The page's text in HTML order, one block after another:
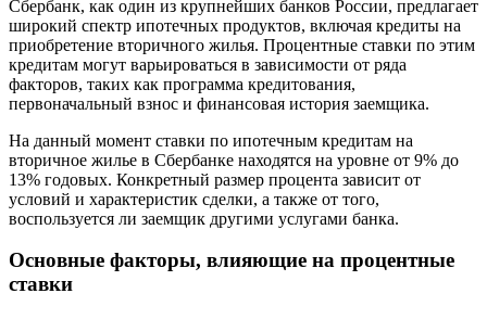
Сбербанк, как один из крупнейших банков России, предлагает
широкий спектр ипотечных продуктов, включая кредиты на
приобретение вторичного жилья. Процентные ставки по этим
кредитам могут варьироваться в зависимости от ряда
факторов, таких как программа кредитования,
первоначальный взнос и финансовая история заемщика.
На данный момент ставки по ипотечным кредитам на
вторичное жилье в Сбербанке находятся на уровне от 9% до
13% годовых. Конкретный размер процента зависит от
условий и характеристик сделки, а также от того,
воспользуется ли заемщик другими услугами банка.
Основные факторы, влияющие на процентные
ставки